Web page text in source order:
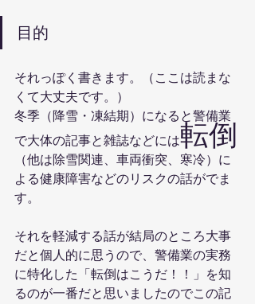
目的
それっぽく書きます。（ここは読まな
くて大丈夫です。）
冬季（降雪・凍結期）になると警備業
で大体の記事と雑誌などには転倒
（他は除雪関連、車両衝突、寒冷）に
よる健康障害などのリスクの話がでま
す。
それを軽減する話が結局のところ大事
だと個人的に思うので、警備業の実務
に特化した「転倒はこうだ！！」を知
るのが一番だと思いましたのでこの記